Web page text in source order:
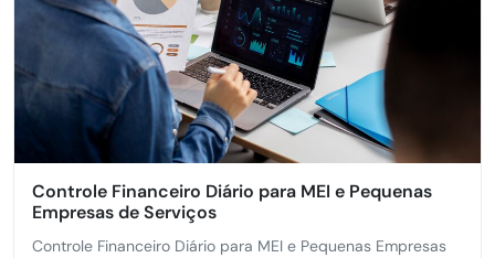
Controle Financeiro Diário para MEI e Pequenas
Empresas de Serviços
Controle Financeiro Diário para MEI e Pequenas Empresas